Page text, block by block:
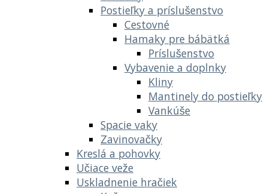
Postieľky a príslušenstvo
Cestovné
Hamaky pre bábätká
Príslušenstvo
Vybavenie a doplnky
Kliny
Mantinely do postieľky
Vankúše
Spacie vaky
Zavinovačky
Kreslá a pohovky
Učiace veže
Uskladnenie hračiek